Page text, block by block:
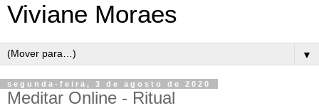
Viviane Moraes
▼
segunda-feira, 3 de agosto de 2020
Meditar Online - Ritual